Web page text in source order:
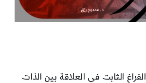
الفراغ الثابت في العلاقة بين الذات